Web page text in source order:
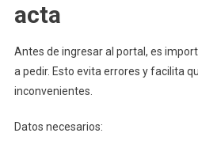
acta
Antes de ingresar al portal, es
a pedir. Esto evita errores y facilita
inconvenientes.
Datos necesarios: